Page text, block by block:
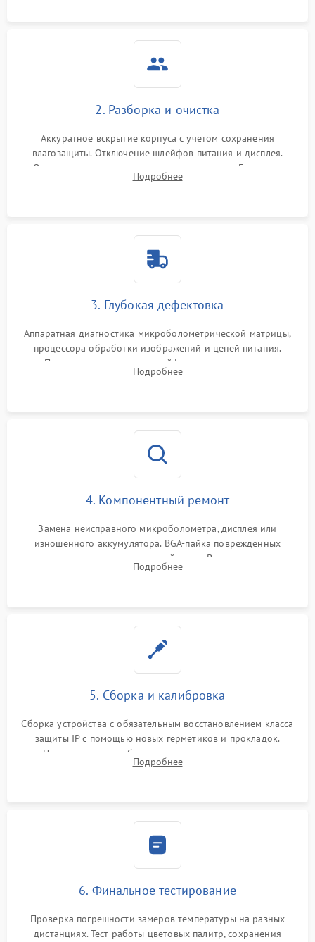
2. Разборка и очистка
Аккуратное вскрытие корпуса с учетом сохранения
влагозащиты. Отключение шлейфов питания и дисплея.
Очистка внутренних плат от окислов и пыли. Бережная
обработка германиевого объектива специализированными
Подробнее
3. Глубокая дефектовка
Аппаратная диагностика микроболометрической матрицы,
процессора обработки изображений и цепей питания.
Проверка целостности шлейфов, модуля памяти и
интерфейсов связи. Выявление сгоревших SMD-компонентов
Подробнее
4. Компонентный ремонт
Замена неисправного микроболометра, дисплея или
изношенного аккумулятора. BGA-пайка поврежденных
контроллеров на материнской плате. Восстановление
разъемов и кнопок, замена поврежденных элементов
Подробнее
5. Сборка и калибровка
Сборка устройства с обязательным восстановлением класса
защиты IP с помощью новых герметиков и прокладок.
Программная калибровка матрицы по эталонному
абсолютно черному телу для точного измерения температур.
Подробнее
6. Финальное тестирование
Проверка погрешности замеров температуры на разных
дистанциях. Тест работы цветовых палитр, сохранения